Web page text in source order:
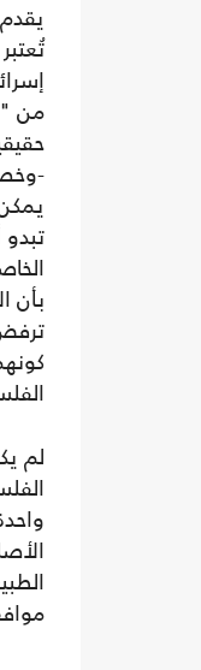
من
-
تبدو
بأن
لم